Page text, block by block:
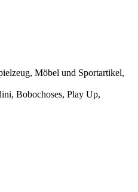
Möbel und Sportartikel,
Bobochoses, Play Up,